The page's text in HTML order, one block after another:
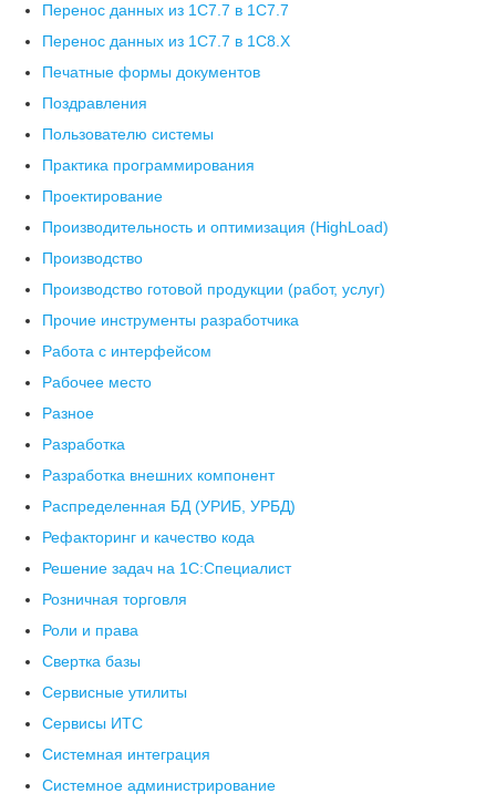
Перенос данных из 1С7.7 в 1C7.7
Перенос данных из 1С7.7 в 1C8.X
Печатные формы документов
Поздравления
Пользователю системы
Практика программирования
Проектирование
Производительность и оптимизация (HighLoad)
Производство
Производство готовой продукции (работ, услуг)
Прочие инструменты разработчика
Работа с интерфейсом
Рабочее место
Разное
Разработка
Разработка внешних компонент
Распределенная БД (УРИБ, УРБД)
Рефакторинг и качество кода
Решение задач на 1С:Специалист
Розничная торговля
Роли и права
Свертка базы
Сервисные утилиты
Сервисы ИТС
Системная интеграция
Системное администрирование